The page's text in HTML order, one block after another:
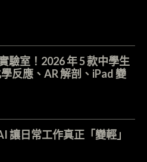
驗室！2026 年 5 款中學生
反應、AR 解剖、iPad 變
讓日常工作真正「變輕」